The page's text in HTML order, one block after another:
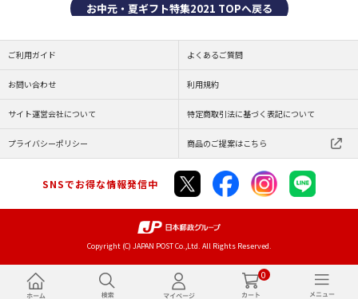
0
お中元・夏ギフト特集2021 TOPへ戻る
ご利用ガイド よくあるご質問
お問い合わせ 利用規約
サイト運営会社について 特定商取引法に基づく表記について
プライバシーポリシー 商品のご提案はこちら
SNSでお得な情報発信中
Copyright (C) JAPAN POST Co.,Ltd. All Rights Reserved.